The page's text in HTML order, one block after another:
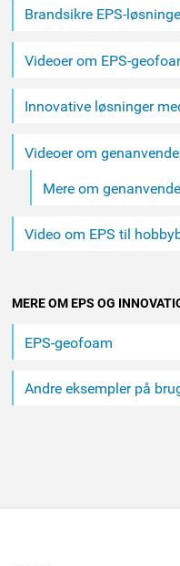
Brandsikre EPS-
Videoer om EPS-
Innovative løsninger
Videoer om
Mere om
Video om EPS til
MERE OM EPS OG
EPS-geofoam
Andre eksempler på